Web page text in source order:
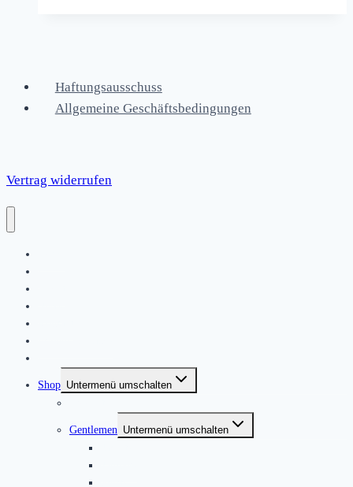
Haftungsausschuss
Allgemeine Geschäftsbedingungen
Vertrag widerrufen
Shop Untermenü umschalten
Gentlemen Untermenü umschalten